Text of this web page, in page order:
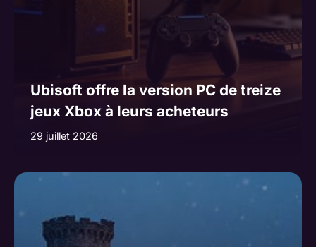
Ubisoft offre la version PC de treize
jeux Xbox à leurs acheteurs
29 juillet 2026